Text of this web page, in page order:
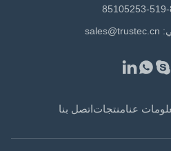
عنامنتجاتاتصل بنا